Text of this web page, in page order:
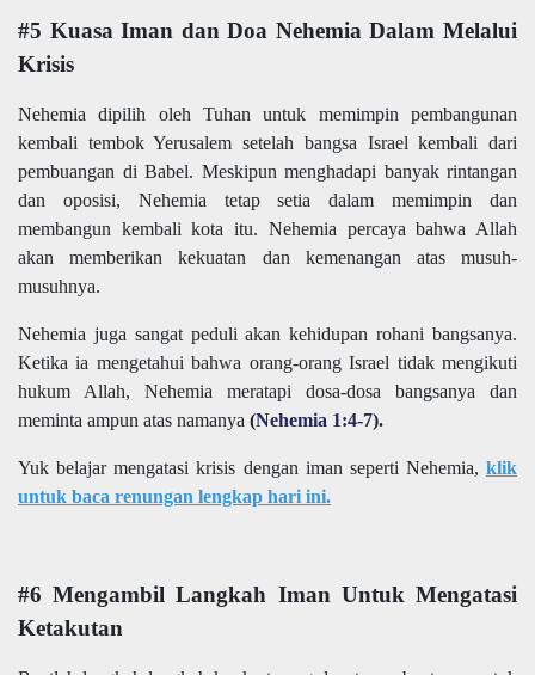
#5 Kuasa Iman dan Doa Nehemia Dalam Melalui
Krisis
Nehemia dipilih oleh Tuhan untuk memimpin pembangunan
kembali tembok Yerusalem setelah bangsa Israel kembali dari
pembuangan di Babel. Meskipun menghadapi banyak rintangan
dan oposisi, Nehemia tetap setia dalam memimpin dan
membangun kembali kota itu. Nehemia percaya bahwa Allah
akan memberikan kekuatan dan kemenangan atas musuh-
musuhnya.
Nehemia juga sangat peduli akan kehidupan rohani bangsanya.
Ketika ia mengetahui bahwa orang-orang Israel tidak mengikuti
hukum Allah, Nehemia meratapi dosa-dosa bangsanya dan
meminta ampun atas namanya (Nehemia 1:4-7).
Yuk belajar mengatasi krisis dengan iman seperti Nehemia, klik
untuk baca renungan lengkap hari ini.
#6 Mengambil Langkah Iman Untuk Mengatasi
Ketakutan